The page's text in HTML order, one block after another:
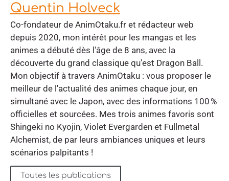
Quentin Holveck
Co-fondateur de AnimOtaku.fr et rédacteur web
depuis 2020, mon intérêt pour les mangas et les
animes a débuté dès l'âge de 8 ans, avec la
découverte du grand classique qu'est Dragon Ball.
Mon objectif à travers AnimOtaku : vous proposer le
meilleur de l'actualité des animes chaque jour, en
simultané avec le Japon, avec des informations 100 %
officielles et sourcées. Mes trois animes favoris sont
Shingeki no Kyojin, Violet Evergarden et Fullmetal
Alchemist, de par leurs ambiances uniques et leurs
scénarios palpitants !
Toutes les publications